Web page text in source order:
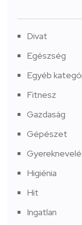
Divat
Egészség
Egyéb
Fitnesz
Gazdaság
Gépészet
Higiénia
Hit
Ingatlan